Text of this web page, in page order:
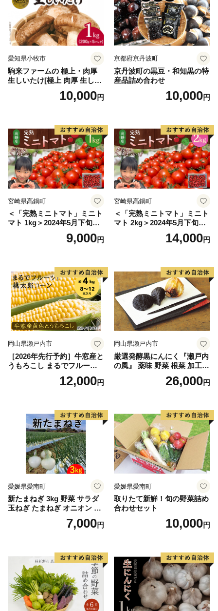
愛知県小牧市
駒来ファームの 極上・肉厚
生しいたけ[極上 肉厚 生しい
たけ 生シイタケ 生椎茸 安心
安全 国産 採れたて 新鮮 きの
10,000円
京都府京丹波町
京丹波町の黒豆・和知黒の特
産品詰め合わせ
10,000円
宮崎県高鍋町
＜「完熟ミニトマト」ミニト
マト 1kg＞2024年5月下旬迄
に順次出荷 野菜ソムリエサ
ミット アルル・リリカ共に
県 高鍋町産 産地直送 有機肥
料使用 高糖度 西森農園
9,000円
宮崎県高鍋町
＜「完熟ミニトマト」ミニト
マト 2kg＞2024年5月下旬迄
に順次出荷 野菜ソムリエサ
ミット アルル・リリカ共に
県 高鍋町産 産地直送 有機肥
料使用 高糖度 西森農園
14,000円
岡山県瀬戸内市
［2026年先行予約］牛窓産と
うもろこし まるでフルー
ツ！最高糖度25度超え 生で
甘い、茹でて美味い！ 黄色
12,000円
岡山県瀬戸内市
厳選発酵黒にんにく『瀬戸内
の風』 薬味 野菜 根菜 加工食
26,000円
愛媛県愛南町
新たまねぎ 3kg 野菜 サラダ
玉ねぎ たまねぎ オニオン シ
ルクオニオン スープ 煮物 カ
旬～
7,000円
愛媛県愛南町
取りたて新鮮！旬の野菜詰め
合わせセット
10,000円